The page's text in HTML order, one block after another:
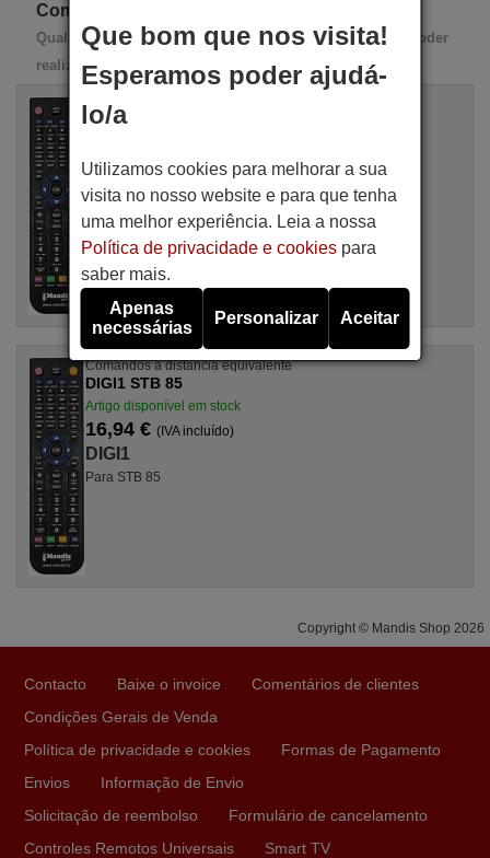
Comandos de substituição DIGI1
Qualquer destes comandos de substituição serve para poder
realizar 100% das funções do comando original
Comandos à distância equivalente
DIGI1 STB 85
16,94 €(IVA incluído)
DIGI1
Para STB 85
Comandos à distância equivalente
DIGI1 STB 85
Artigo disponível em stock
16,94 € (IVA incluído)
DIGI1
Para STB 85
Copyright © Mandis Shop 2026
Contacto Baixe o invoice
Comentários de clientes
Condições Gerais de Venda
Política de privacidade e cookies
Formas de Pagamento
Envios
Informação de Envio
Solicitação de reembolso
Formulário de cancelamento
Controles Remotos Universais
Smart TV
Que bom que nos visita!
Esperamos poder ajudá-
lo/a
Utilizamos cookies para melhorar a sua
visita no nosso website e para que tenha
uma melhor experiência. Leia a nossa
Política de privacidade e cookiespara
saber mais.
Apenas
necessárias
Personalizar Aceitar